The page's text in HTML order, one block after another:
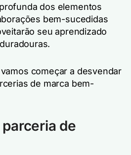
dos elementos
bem-sucedidas
seu aprendizado
começar a desvendar
de marca bem-
de